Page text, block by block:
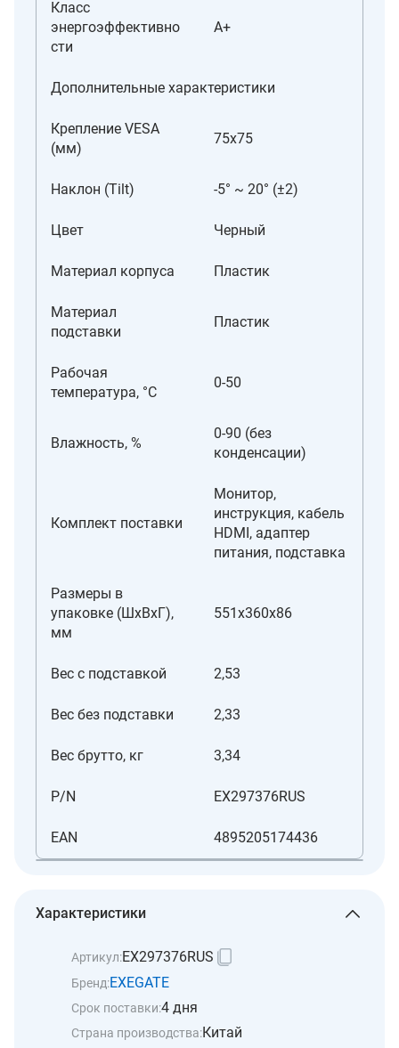
Класс
энергоэффективно
сти
A+
Дополнительные характеристики
Крепление VESA
(мм)
75x75
Наклон (Tilt) -5° ~ 20° (±2)
Цвет Черный
Материал корпуса Пластик
Материал
подставки
Пластик
Рабочая
температура, °C
0-50
Влажность, %
0-90 (без
конденсации)
Комплект поставки
Монитор,
инструкция, кабель
HDMI, адаптер
питания, подставка
Размеры в
упаковке (ШxВxГ),
мм
551x360x86
Вес с подставкой 2,53
Вес без подставки 2,33
Вес брутто, кг 3,34
P/N EX297376RUS
EAN 4895205174436
Характеристики
Артикул:EX297376RUS
Бренд:EXEGATE
Срок поставки:4 дня
Страна производства:Китай